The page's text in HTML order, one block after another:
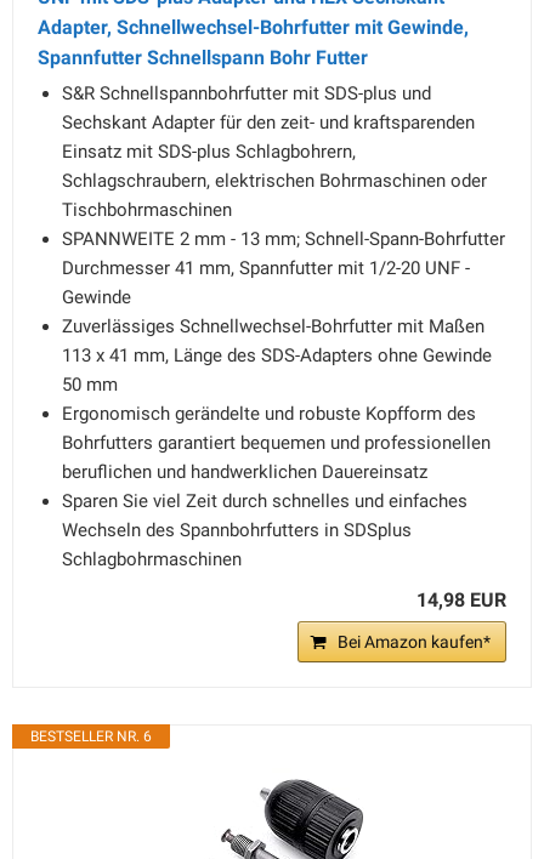
Adapter, Schnellwechsel-Bohrfutter mit Gewinde,
Spannfutter Schnellspann Bohr Futter
S&R Schnellspannbohrfutter mit SDS-plus und
Sechskant Adapter für den zeit- und kraftsparenden
Einsatz mit SDS-plus Schlagbohrern,
Schlagschraubern, elektrischen Bohrmaschinen oder
Tischbohrmaschinen
SPANNWEITE 2 mm - 13 mm; Schnell-Spann-Bohrfutter
Durchmesser 41 mm, Spannfutter mit 1/2-20 UNF -
Gewinde
Zuverlässiges Schnellwechsel-Bohrfutter mit Maßen
113 x 41 mm, Länge des SDS-Adapters ohne Gewinde
50 mm
Ergonomisch gerändelte und robuste Kopfform des
Bohrfutters garantiert bequemen und professionellen
beruflichen und handwerklichen Dauereinsatz
Sparen Sie viel Zeit durch schnelles und einfaches
Wechseln des Spannbohrfutters in SDSplus
Schlagbohrmaschinen
14,98 EUR
Bei Amazon kaufen*
BESTSELLER NR. 6